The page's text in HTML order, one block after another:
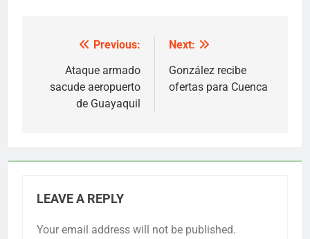
navigation
Previous:
Ataque armado
sacude aeropuerto
de Guayaquil
Next:
González recibe
ofertas para Cuenca
LEAVE A REPLY
Your email address will not be published.